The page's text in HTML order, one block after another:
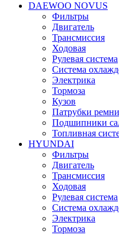
DAEWOO NOVUS
Фильтры
Двигатель
Трансмиссия
Ходовая
Рулевая система
Система
Электрика
Тормоза
Кузов
Патрубки
Подшипники
Топливная
HYUNDAI
Фильтры
Двигатель
Трансмиссия
Ходовая
Рулевая система
Система
Электрика
Тормоза